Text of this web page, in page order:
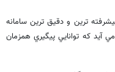
كه «اس -300» يكي از پيشرفته ترين و دقيق ترين سامانه
كه توانايي پيگيري همزمان